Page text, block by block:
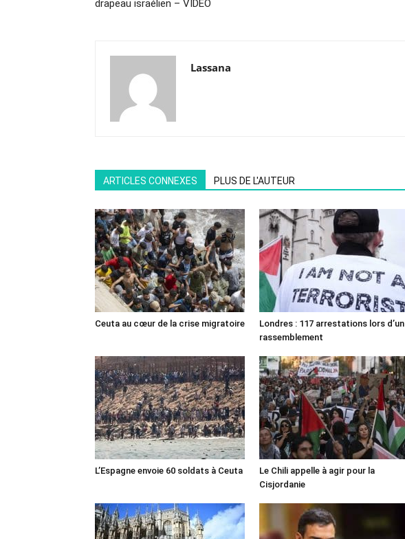
drapeau israélien – VIDEO
Lassana
ARTICLES CONNEXES PLUS DE L'AUTEUR
Ceuta au cœur de la crise migratoire
Londres : 117 arrestations lors d’un
rassemblement
L’Espagne envoie 60 soldats à Ceuta
Le Chili appelle à agir pour la
Cisjordanie